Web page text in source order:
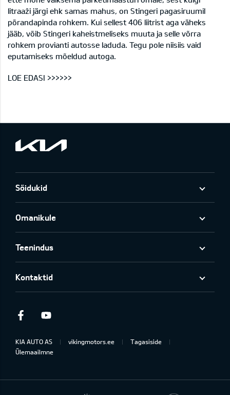
litraaži järgi ehk samas mahus, on Stingeri pagasiruumil
põrandapinda rohkem. Kui sellest 406 liitrist aga väheks
jääb, võib Stingeri kaheistmeliseks muuta ja selle võrra
rohkem provianti autosse laduda. Tegu pole niisiis vaid
eputamiseks mõeldud autoga.
LOE EDASI >>>>>>
Sõidukid
Omanikule
Teenindus
Kontaktid
Facebook
KIA AUTO AS vikingmotors.ee
Tagasiside
Ülemaailmne